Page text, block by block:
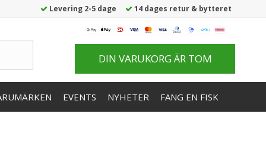
Levering 2-5 dage 14 dages retur & bytteret
DIN VARUKORG ÄR TOM
EVENTS NYHETER FANG EN FISK